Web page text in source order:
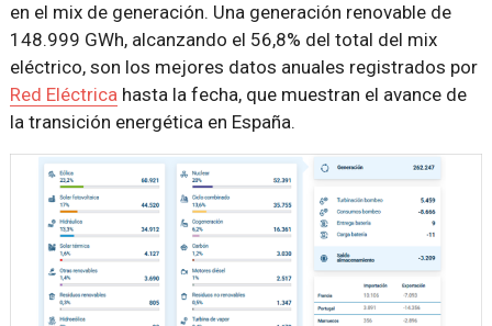
en el mix de generación. Una generación renovable de
148.999 GWh, alcanzando el 56,8% del total del mix
eléctrico, son los mejores datos anuales registrados por
Red Eléctricahasta la fecha, que muestran el avance de
la transición energética en España.